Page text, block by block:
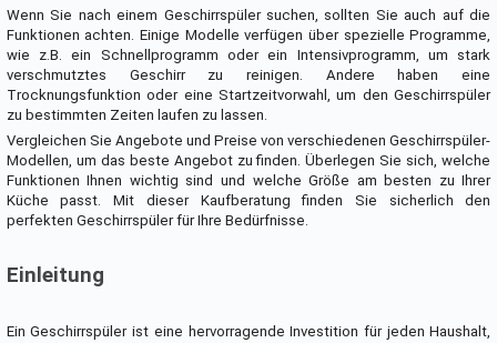
Wenn Sie nach einem Geschirrspüler suchen, sollten Sie auch auf die
Funktionen achten. Einige Modelle verfügen über spezielle Programme,
wie z.B. ein Schnellprogramm oder ein Intensivprogramm, um stark
verschmutztes Geschirr zu reinigen. Andere haben eine
Trocknungsfunktion oder eine Startzeitvorwahl, um den Geschirrspüler
zu bestimmten Zeiten laufen zu lassen.
Vergleichen Sie Angebote und Preise von verschiedenen Geschirrspüler-
Modellen, um das beste Angebot zu finden. Überlegen Sie sich, welche
Funktionen Ihnen wichtig sind und welche Größe am besten zu Ihrer
Küche passt. Mit dieser Kaufberatung finden Sie sicherlich den
perfekten Geschirrspüler für Ihre Bedürfnisse.
Einleitung
Ein Geschirrspüler ist eine hervorragende Investition für jeden Haushalt,